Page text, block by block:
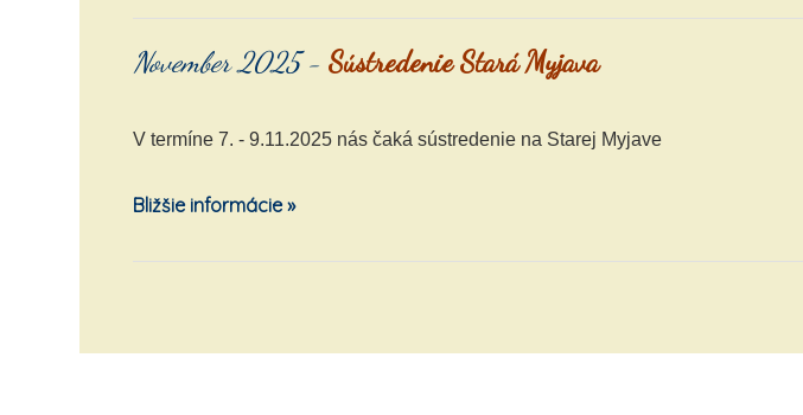
November 2025 -Sústredenie Stará Myjava
V termíne 7. - 9.11.2025 nás čaká sústredenie na Starej Myjave
Bližšie informácie »